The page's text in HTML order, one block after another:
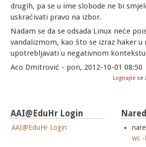
drugih, pa se u ime slobode ne bi
uskraćivati pravo na izbor.
Nadam se da se odsada Linux neće
vandalizmom, kao što se izraz haker u
upotrebljavati u negativnom
Aco Dmitrović - pon, 2012-10-01 08:50
Logirajte se
AAI@EduHr Login
AAI@EduHr Login
wc -